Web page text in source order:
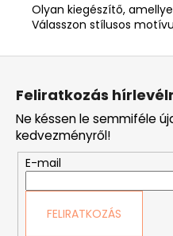
Olyan kiegészítő,
Válasszon stílusos
L
Feliratkozás
Ne késsen le semmiféle
kedvezményről!
E-mail
FELIRATKOZÁS